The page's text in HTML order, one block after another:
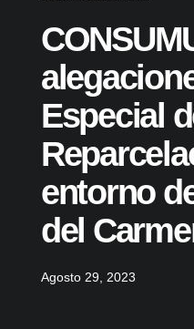
Especial
entorno
del
Agosto 29, 2023